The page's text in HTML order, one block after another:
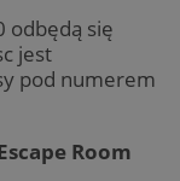
odbędą się
jest
pod numerem
Room